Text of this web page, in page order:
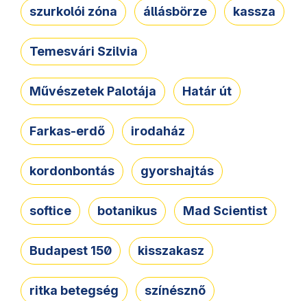
szurkolói zóna állásbörze kassza
Temesvári Szilvia
Művészetek Palotája Határ út
Farkas-erdő irodaház
kordonbontás gyorshajtás
softice botanikus Mad Scientist
Budapest 150 kisszakasz
ritka betegség színésznő